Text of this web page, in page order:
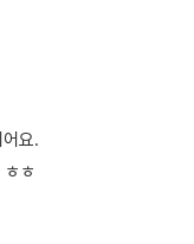
요.
ㅎ